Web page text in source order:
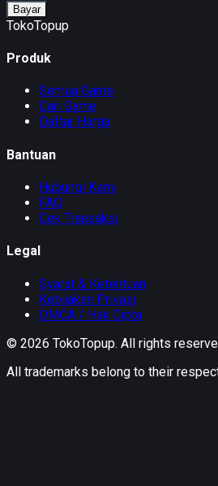
Bayar
TokoTopup
Produk
Semua Game
Cari Game
Daftar Harga
Bantuan
Hubungi Kami
FAQ
Cek Transaksi
Legal
Syarat & Ketentuan
Kebijakan Privasi
DMCA / Hak Cipta
© 2026 TokoTopup. All rights
All trademarks belong to their